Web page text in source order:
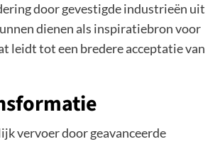
door gevestigde industrieën uit
dienen als inspiratiebron voor
leidt tot een bredere acceptatie van
vervoer door geavanceerde